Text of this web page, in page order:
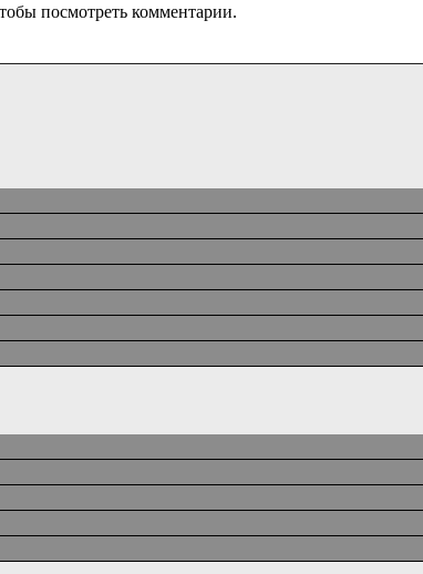
посмотреть комментарии.